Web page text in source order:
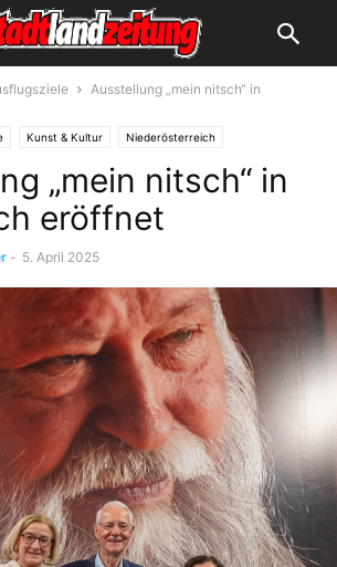
Ausstellung „mein nitsch“ in
Kunst & Kultur Niederösterreich
„mein nitsch“ in
eröffnet
- 5. April 2025